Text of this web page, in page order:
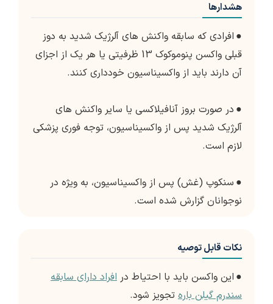
هشدارها
● افرادی که سابقه واکنش های آلرژیک شدید به دوز
قبلی واکسن پنوموکوک 13 ظرفیتی یا هر یک از اجزای
آن دارند باید از واکسیناسیون خودداری کنند.
● در صورت بروز آنافیلاکسی یا سایر واکنش های
آلرژیک شدید پس از واکسیناسیون، توجه فوری پزشکی
لازم است.
● سنکوپ (غش) پس از واکسیناسیون، به ویژه در
نوجوانان گزارش شده است.
نکات قابل توصیه
● این واکسن باید با احتیاط در افراد دارای سابقه
سندرم گیلن باره تجویز شود.